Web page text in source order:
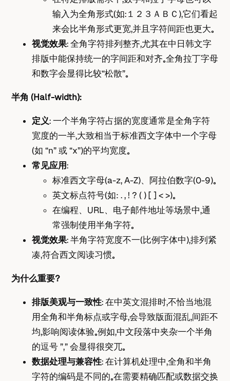
输入为全角形式（如：１２３ＡＢＣ），它们看起
来会比半角形式更宽，并且字符间距也更大。
视觉效果： 全角字符排列整齐，尤其在中日韩文字
排版中能保持统一的字间距和对齐。全角拉丁字母
和数字会显得比较“松散”。
半角 (Half-width)：
定义： 一个半角字符占据的宽度通常是全角字符
宽度的一半，大致相当于标准西文字体中一个字母
（如 “n” 或 “x”）的平均宽度。
常见应用：
标准西文字母（a-z, A-Z）、阿拉伯数字（0-9）。
英文标点符号（如: . , ! ? ( ) [ ] < >）。
在编程、URL、电子邮件地址等场景中，通
常强制使用半角字符。
视觉效果： 半角字符宽度不一（比例字体中），排列紧
凑，符合西文阅读习惯。
为什么重要？
排版美观与一致性： 在中英文混排时，不恰当地混
用全角和半角标点或字母，会导致版面混乱，间距不
均，影响阅读体验。例如，中文段落中夹杂一个半角
的逗号 ”,” 会显得很突兀。
数据处理与兼容性： 在计算机处理中，全角和半角
字符的编码是不同的。在需要精确匹配或数据交换